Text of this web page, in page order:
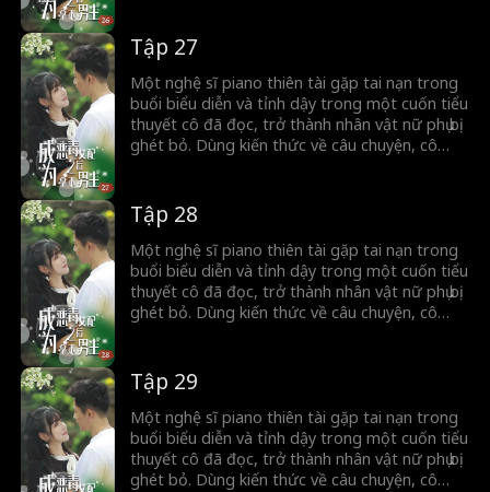
cách đối mặt với người đàn ông lừa dối và
giành được sự ủng hộ của một nhân vật nam
quan trọng, thay đổi con đường đời ban đầu
của mình.
Tập 27
Một nghệ sĩ piano thiên tài gặp tai nạn trong
buổi biểu diễn và tỉnh dậy trong một cuốn tiểu
thuyết cô đã đọc, trở thành nhân vật nữ phụ bị
ghét bỏ. Dùng kiến thức về câu chuyện, cô
cách đối mặt với người đàn ông lừa dối và
giành được sự ủng hộ của một nhân vật nam
quan trọng, thay đổi con đường đời ban đầu
của mình.
Tập 28
Một nghệ sĩ piano thiên tài gặp tai nạn trong
buổi biểu diễn và tỉnh dậy trong một cuốn tiểu
thuyết cô đã đọc, trở thành nhân vật nữ phụ bị
ghét bỏ. Dùng kiến thức về câu chuyện, cô
cách đối mặt với người đàn ông lừa dối và
giành được sự ủng hộ của một nhân vật nam
quan trọng, thay đổi con đường đời ban đầu
của mình.
Tập 29
Một nghệ sĩ piano thiên tài gặp tai nạn trong
buổi biểu diễn và tỉnh dậy trong một cuốn tiểu
thuyết cô đã đọc, trở thành nhân vật nữ phụ bị
ghét bỏ. Dùng kiến thức về câu chuyện, cô